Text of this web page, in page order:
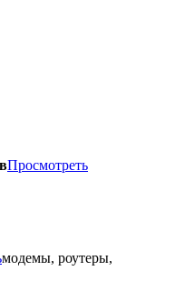
Просмотреть
модемы, роутеры,